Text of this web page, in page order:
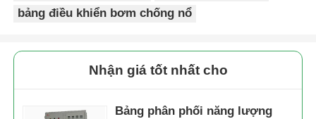
phích cắm và ổ cắm chống cháy nổ
bảng điều khiển bơm chống nổ
Nhận giá tốt nhất cho
Bảng phân phối năng lượng